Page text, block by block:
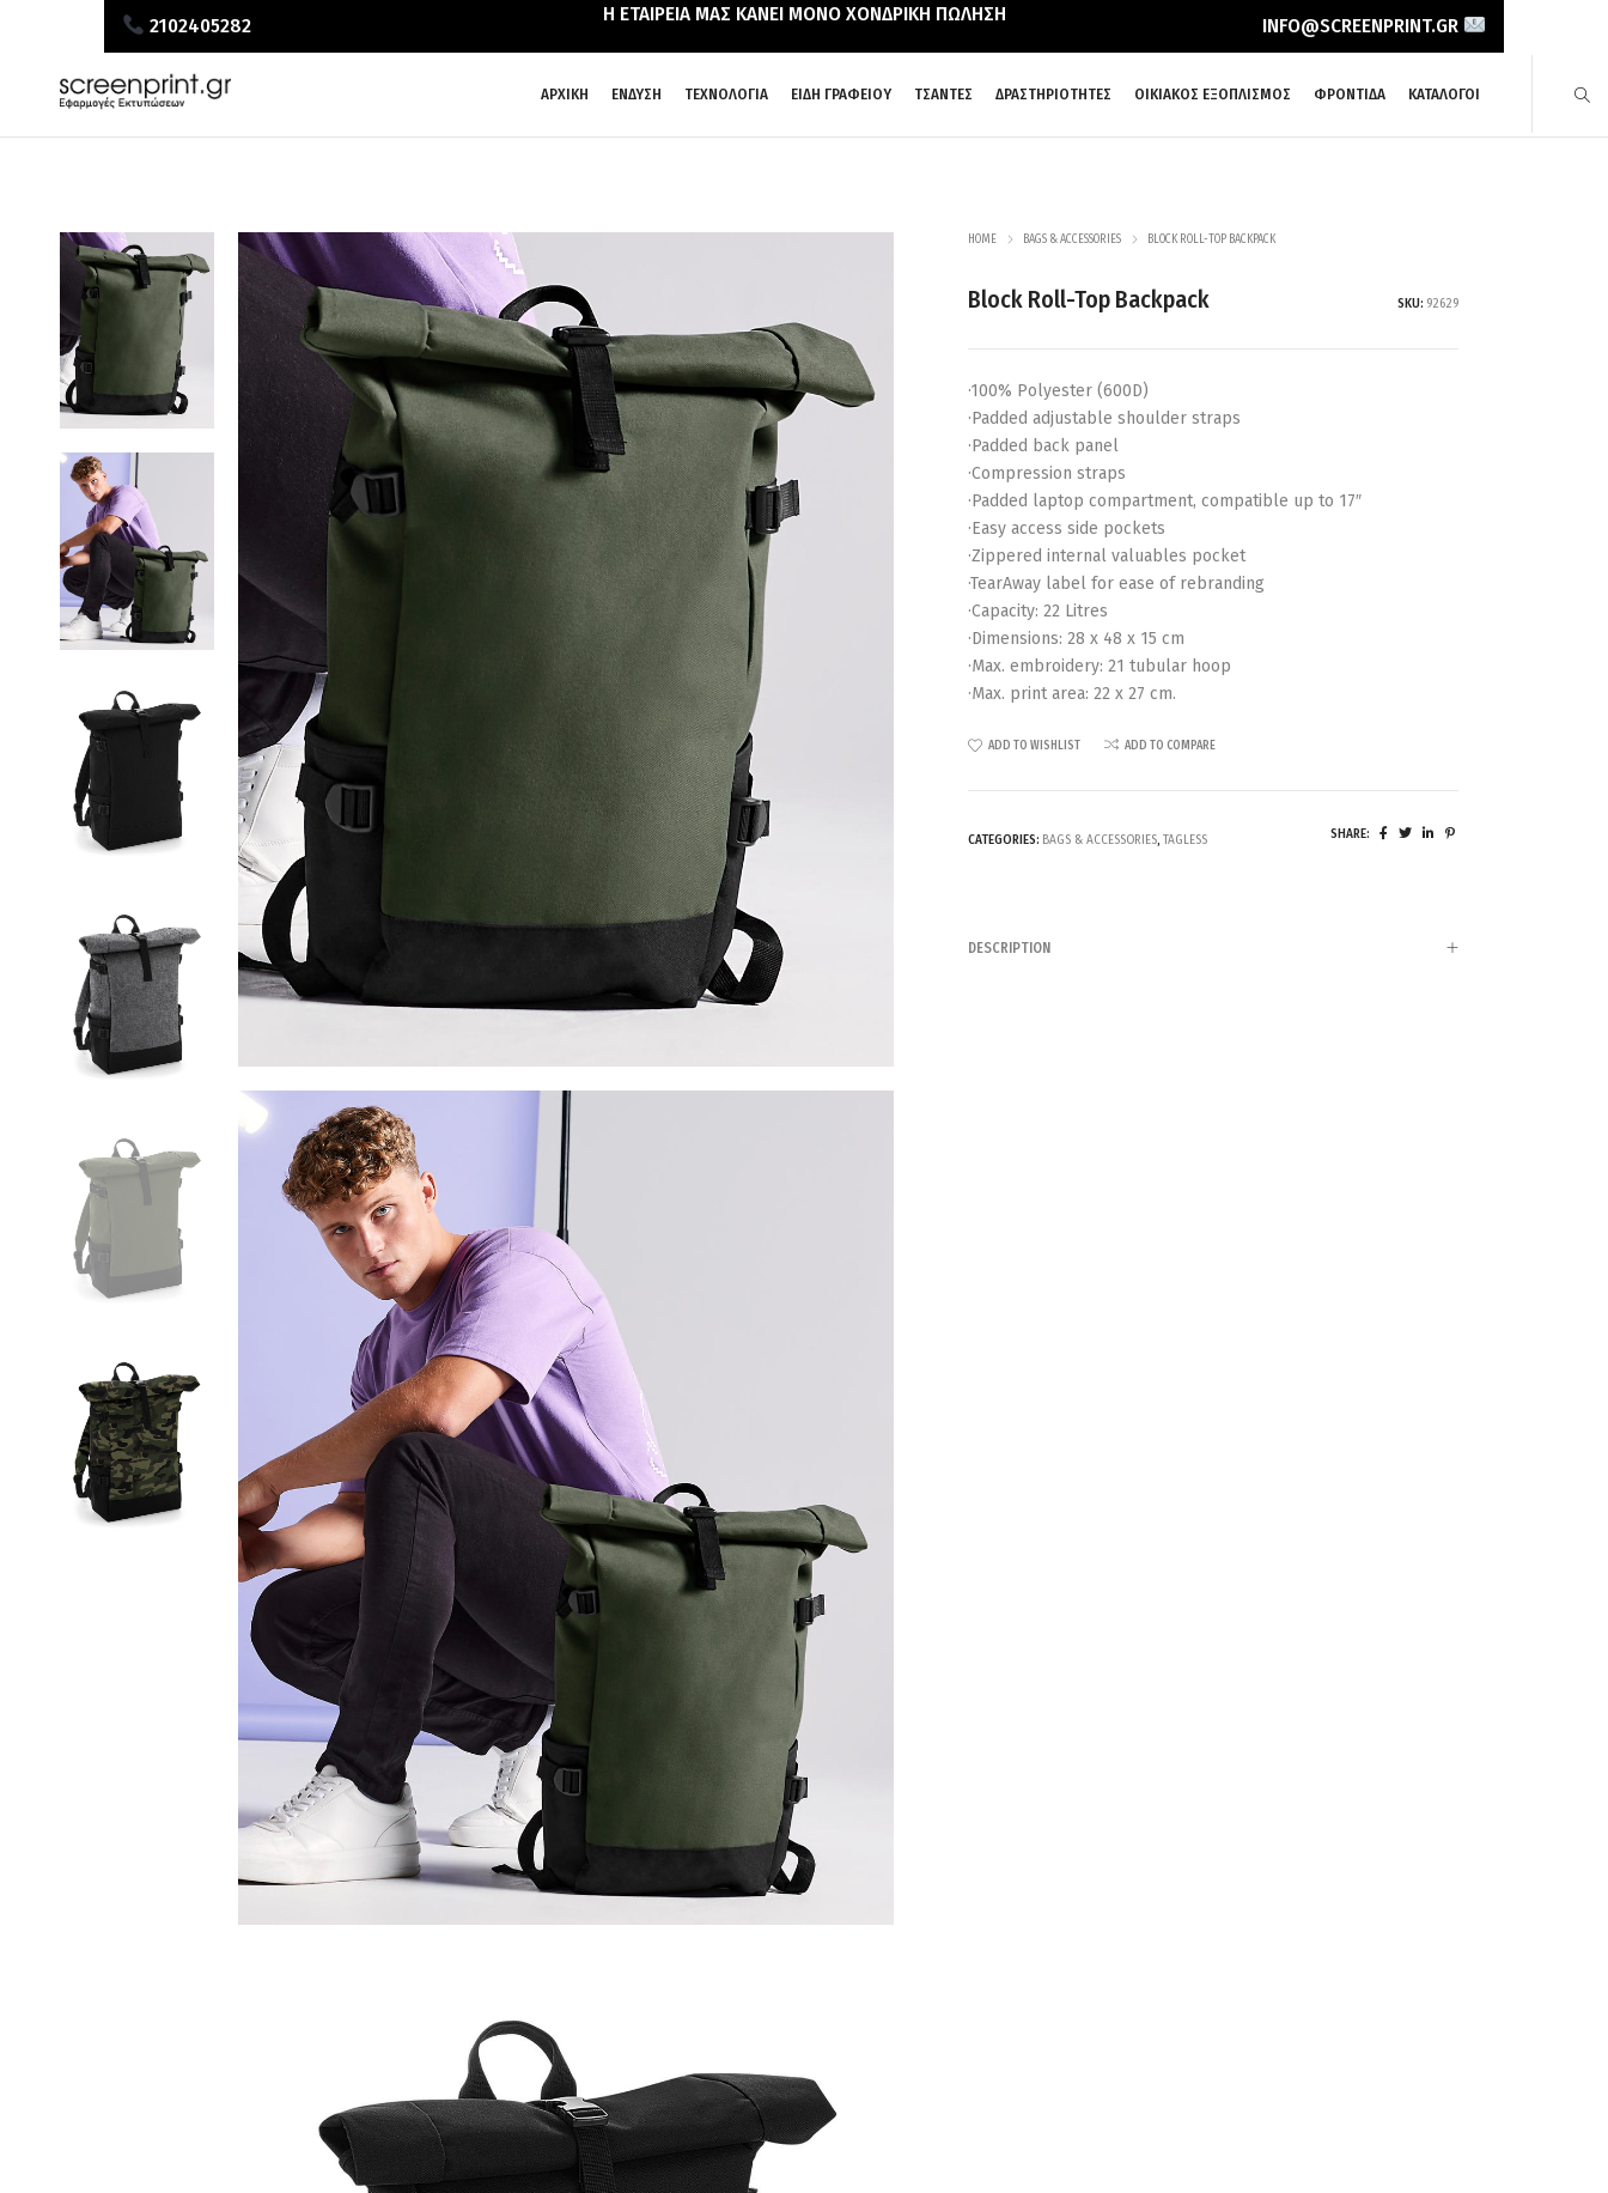
2102405282 Η ΕΤΑΙΡΕΙΑ ΜΑΣ ΚΑΝΕΙ ΜΟΝΟ ΧΟΝΔΡΙΚΗ ΠΩΛΗΣΗ INFO@SCREENPRINT.GR
ΑΡΧΙΚΗ ΕΝΔΥΣΗ ΤΕΧΝΟΛΟΓΙΑ ΕΙΔΗ ΓΡΑΦΕΙΟΥ ΤΣΑΝΤΕΣ ΔΡΑΣΤΗΡΙΟΤΗΤΕΣ ΟΙΚΙΑΚΟΣ ΕΞΟΠΛΙΣΜΟΣ ΦΡΟΝΤΙΔΑ ΚΑΤΑΛΟΓΟΙ
HOME BAGS & ACCESSORIES BLOCK ROLL-TOP BACKPACK
Block Roll-Top Backpack SKU: 92629
·100% Polyester (600D)
·Padded adjustable shoulder straps
·Padded back panel
·Compression straps
·Padded laptop compartment, compatible up to 17″
·Easy access side pockets
·Zippered internal valuables pocket
·TearAway label for ease of rebranding
·Capacity: 22 Litres
·Dimensions: 28 x 48 x 15 cm
·Max. embroidery: 21 tubular hoop
·Max. print area: 22 x 27 cm.
ADD TO WISHLIST ADD TO COMPARE
CATEGORIES: BAGS & ACCESSORIES, TAGLESS SHARE:
DESCRIPTION